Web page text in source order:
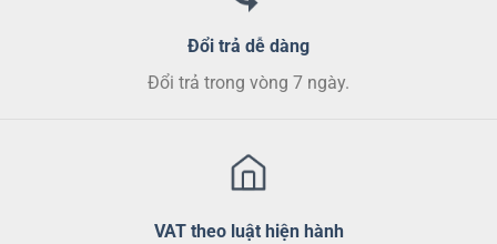
Đổi trả dễ dàng
Đổi trả trong vòng 7 ngày.
VAT theo luật hiện hành